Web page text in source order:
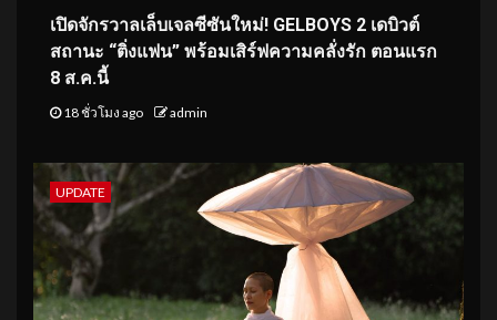
เปิดจักรวาลเล็บเจลซีซันใหม่! GELBOYS 2 เดบิวต์
สถานะ “ติ่งแฟน” พร้อมเสิร์ฟความคลั่งรัก ตอนแรก
8 ส.ค.นี้
18 ชั่วโมง ago admin
UPDATE